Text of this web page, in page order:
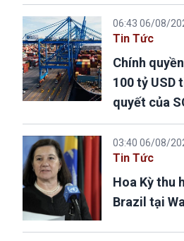
06:43 06/08/
Tin Tức
Chính
100 tỷ USD
quyết của
03:40 06/08/
Tin Tức
Hoa Kỳ thu
Brazil tại